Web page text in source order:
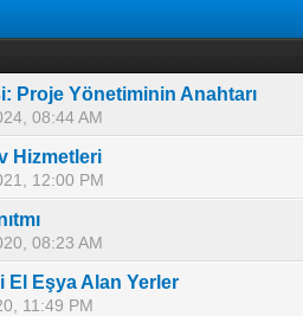
Proje Yönetiminin Anahtarı
08:44 AM
5 üzerinden 0
1 234
Hizmetleri
12:00 PM
5 üzerinden 0
12345
08:23 AM
5 üzerinden 0
12
El Eşya Alan Yerler
11:49 PM
5 üzerinden 0
12345